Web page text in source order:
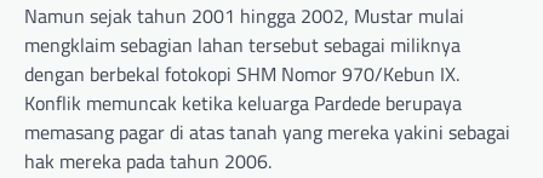
Namun sejak tahun 2001 hingga 2002, Mustar mulai
mengklaim sebagian lahan tersebut sebagai miliknya
dengan berbekal fotokopi SHM Nomor 970/Kebun IX.
Konflik memuncak ketika keluarga Pardede berupaya
memasang pagar di atas tanah yang mereka yakini sebagai
hak mereka pada tahun 2006.